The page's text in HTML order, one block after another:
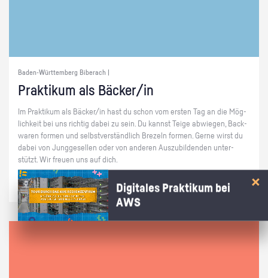
Baden-Württemberg Biberach |
Prak­ti­kum als Bä­cker/in
Im Prak­ti­kum als Bä­cker/in hast du schon vom ers­ten Tag an die Mög­
lich­keit bei uns rich­tig dabei zu sein. Du kannst Teige ab­wie­gen, Back­
wa­ren for­men und selbst­ver­ständ­lich Bre­zeln for­men. Gerne wirst du
dabei von Jung­ge­sel­len oder von an­de­ren Aus­zu­bil­den­den un­ter­
stützt. Wir freu­en uns auf dich.
Digitales Praktikum bei
AWS